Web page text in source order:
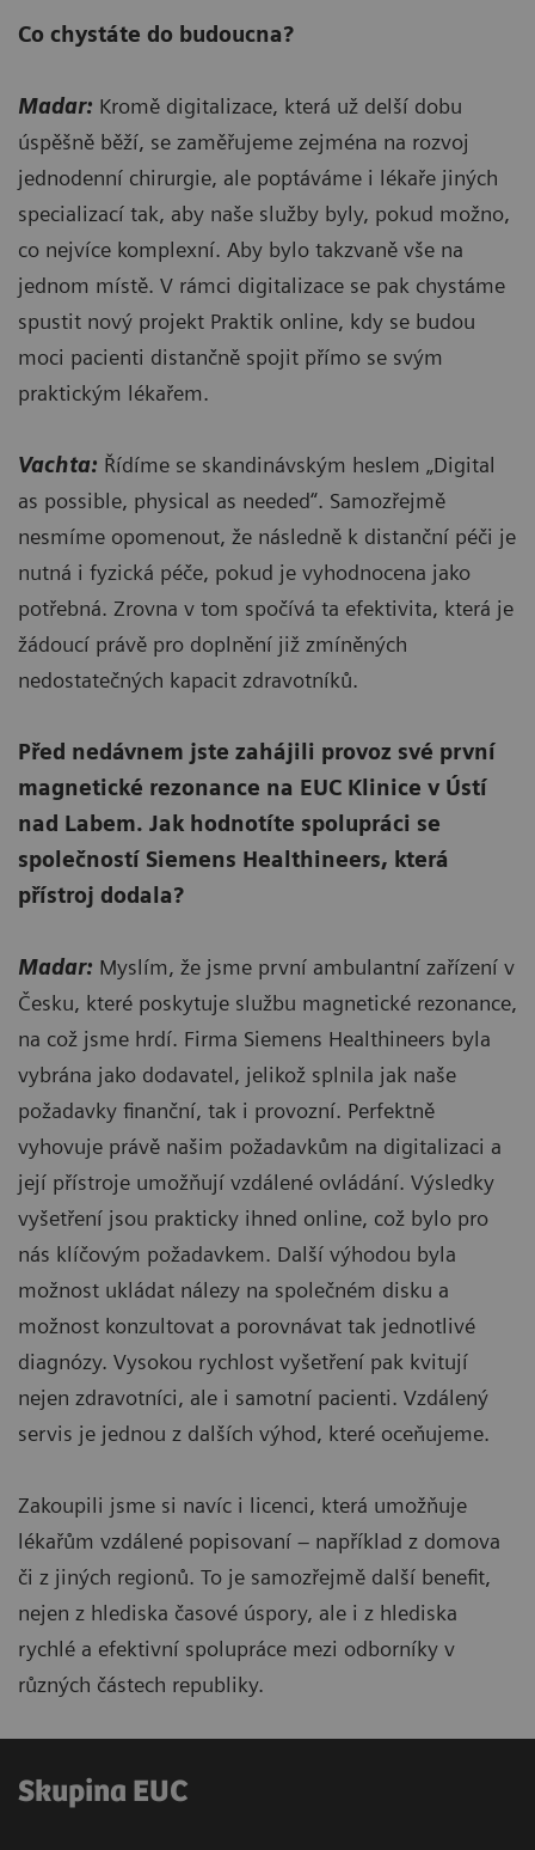
Co chystáte do budoucna?
Madar: Kromě digitalizace, která už delší dobu
úspěšně běží, se zaměřujeme zejména na rozvoj
jednodenní chirurgie, ale poptáváme i lékaře jiných
specializací tak, aby naše služby byly, pokud možno,
co nejvíce komplexní. Aby bylo takzvaně vše na
jednom místě. V rámci digitalizace se pak chystáme
spustit nový projekt Praktik online, kdy se budou
moci pacienti distančně spojit přímo se svým
praktickým lékařem.
Vachta: Řídíme se skandinávským heslem „Digital
as possible, physical as needed“. Samozřejmě
nesmíme opomenout, že následně k distanční péči je
nutná i fyzická péče, pokud je vyhodnocena jako
potřebná. Zrovna v tom spočívá ta efektivita, která je
žádoucí právě pro doplnění již zmíněných
nedostatečných kapacit zdravotníků.
Před nedávnem jste zahájili provoz své první
magnetické rezonance na EUC Klinice v Ústí
nad Labem. Jak hodnotíte spolupráci se
společností Siemens Healthineers, která
přístroj dodala?
Madar: Myslím, že jsme první ambulantní zařízení v
Česku, které poskytuje službu magnetické rezonance,
na což jsme hrdí. Firma Siemens Healthineers byla
vybrána jako dodavatel, jelikož splnila jak naše
požadavky finanční, tak i provozní. Perfektně
vyhovuje právě našim požadavkům na digitalizaci a
její přístroje umožňují vzdálené ovládání. Výsledky
vyšetření jsou prakticky ihned online, což bylo pro
nás klíčovým požadavkem. Další výhodou byla
možnost ukládat nálezy na společném disku a
možnost konzultovat a porovnávat tak jednotlivé
diagnózy. Vysokou rychlost vyšetření pak kvitují
nejen zdravotníci, ale i samotní pacienti. Vzdálený
servis je jednou z dalších výhod, které oceňujeme.
Zakoupili jsme si navíc i licenci, která umožňuje
lékařům vzdálené popisovaní – například z domova
či z jiných regionů. To je samozřejmě další benefit,
nejen z hlediska časové úspory, ale i z hlediska
rychlé a efektivní spolupráce mezi odborníky v
různých částech republiky.
Skupina EUC